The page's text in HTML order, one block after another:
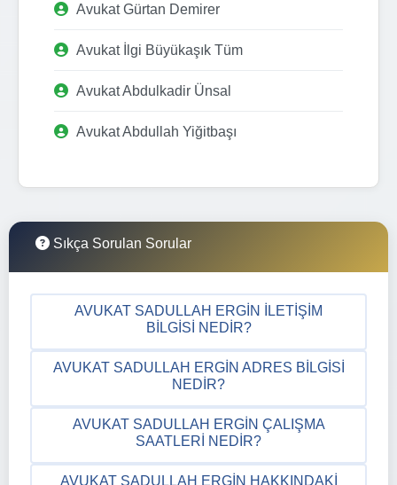
Avukat Gürtan Demirer
Avukat İlgi Büyükaşık Tüm
Avukat Abdulkadir Ünsal
Avukat Abdullah Yiğitbaşı
Sıkça Sorulan Sorular
AVUKAT SADULLAH ERGIN İLETIŞIM
BILGISI NEDIR?
AVUKAT SADULLAH ERGIN ADRES BILGISI
NEDIR?
AVUKAT SADULLAH ERGIN ÇALIŞMA
SAATLERI NEDIR?
AVUKAT SADULLAH ERGIN HAKKINDAKI